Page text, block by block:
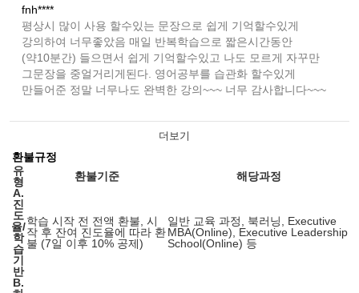
fnh****
평상시 많이 사용 할수있는 문장으로 쉽게 기억할수있게
강의하여 너무좋았음 매일 반복학습으로 짧은시간동안
(약10분간) 들으면서 쉽게 기억할수있고 나도 모르게 자꾸만
그문장을 중얼거리게된다. 영어공부를 습관화 할수있게
만들어준 정말 너무나도 완벽한 강의~~~ 너무 감사합니다~~~
더보기
환불규정
유
형
환불기준
해당과정
A.
진
도
율/
학
습
기
반
학습 시작 전 전액 환불, 시
작 후 잔여 진도율에 따라 환
불 (7일 이후 10% 공제)
일반 교육 과정, 북러닝, Executive
MBA(Online), Executive Leadership
School(Online) 등
B.